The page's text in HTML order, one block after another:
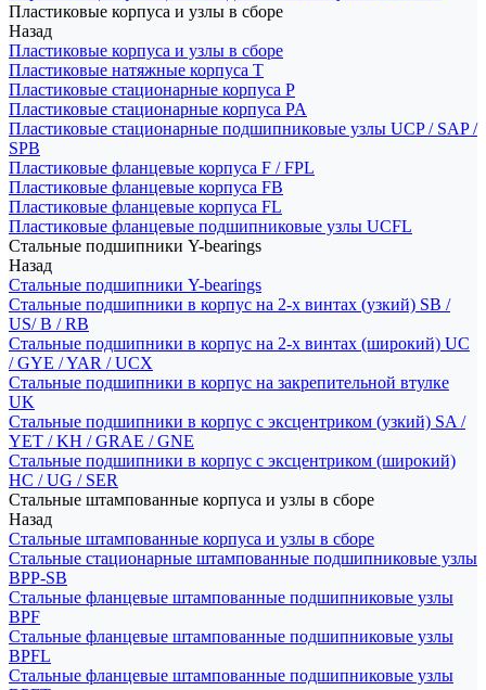
Пластиковые корпуса и узлы в сборе
Назад
Пластиковые корпуса и узлы в сборе
Пластиковые натяжные корпуса T
Пластиковые стационарные корпуса P
Пластиковые стационарные корпуса PA
Пластиковые стационарные подшипниковые узлы UCP / SAP /
SPB
Пластиковые фланцевые корпуса F / FPL
Пластиковые фланцевые корпуса FB
Пластиковые фланцевые корпуса FL
Пластиковые фланцевые подшипниковые узлы UCFL
Стальные подшипники Y-bearings
Назад
Стальные подшипники Y-bearings
Стальные подшипники в корпус на 2-х винтах (узкий) SB /
US/ B / RB
Стальные подшипники в корпус на 2-х винтах (широкий) UC
/ GYE / YAR / UCX
Стальные подшипники в корпус на закрепительной втулке
UK
Стальные подшипники в корпус с эксцентриком (узкий) SA /
YET / KH / GRAE / GNE
Стальные подшипники в корпус с эксцентриком (широкий)
HC / UG / SER
Стальные штампованные корпуса и узлы в сборе
Назад
Стальные штампованные корпуса и узлы в сборе
Стальные стационарные штампованные подшипниковые узлы
BPP-SB
Стальные фланцевые штампованные подшипниковые узлы
BPF
Стальные фланцевые штампованные подшипниковые узлы
BPFL
Стальные фланцевые штампованные подшипниковые узлы